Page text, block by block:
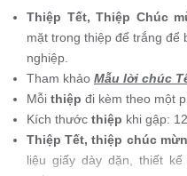
Thiệp Tết, Thiệp Chúc
mặt trong thiệp để trắng để
nghiệp.
Tham khảo Mẫu lời chúc
Mỗi thiệp đi kèm theo một
Kích thước thiệp khi gập:
Thiệp Tết, thiệp chúc
liệu giấy dày dặn, thiết